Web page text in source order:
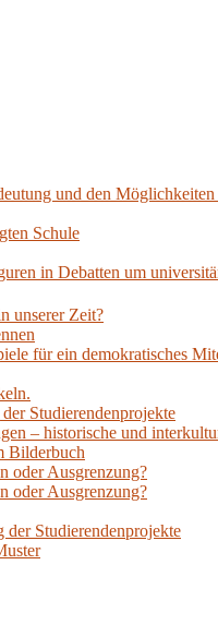
und den
Schule
in Debatten um
unserer Zeit?
für ein demokratisches
Studierendenprojekte
– historische und
Bilderbuch
oder Ausgrenzung?
oder Ausgrenzung?
Studierendenprojekte